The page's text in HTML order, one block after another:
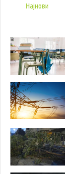
Најнови